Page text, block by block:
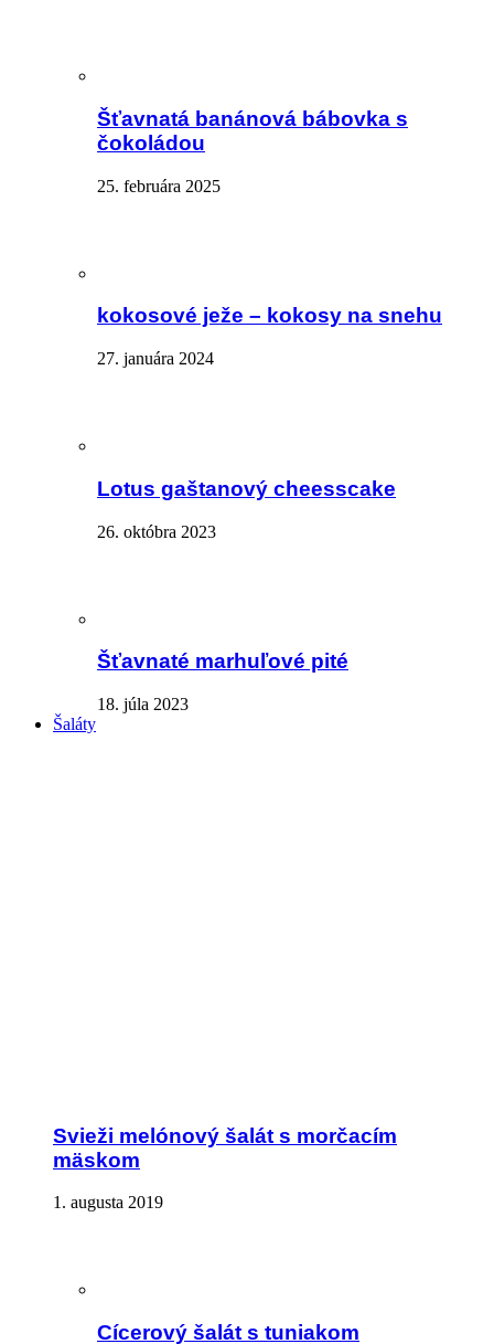
Šťavnatá banánová bábovka s
čokoládou
25. februára 2025
kokosové ježe – kokosy na snehu
27. januára 2024
Lotus gaštanový cheesscake
26. októbra 2023
Šťavnaté marhuľové pité
18. júla 2023
Šaláty
Svieži melónový šalát s morčacím
mäskom
1. augusta 2019
Cícerový šalát s tuniakom